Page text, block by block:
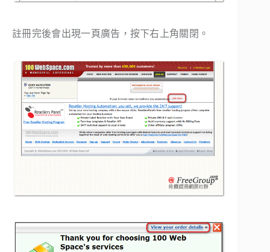
註冊完後會出現一頁廣告，按下右上角關閉。